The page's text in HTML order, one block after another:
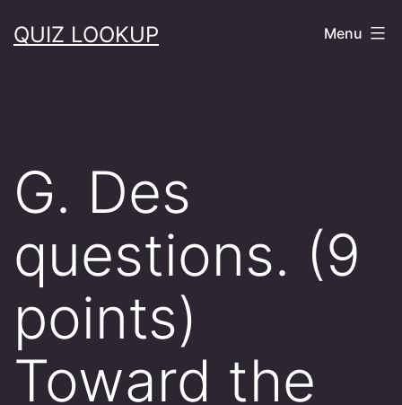
toQUIZ LOOKUP Menu
G. Des
questions. (9
points)
Toward the